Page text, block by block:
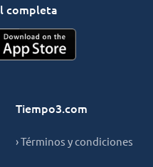
completa
Tiempo3.com
› Términos y condiciones